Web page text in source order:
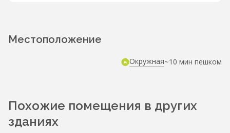
Местоположение
Окружная~10 мин пешком
Похожие помещения в других
зданиях